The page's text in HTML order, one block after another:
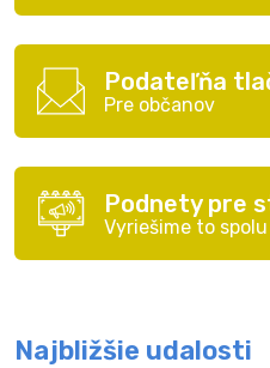
Podateľňa
Pre občanov
Podnety pre
Vyriešime to spolu
Najbližšie udalosti